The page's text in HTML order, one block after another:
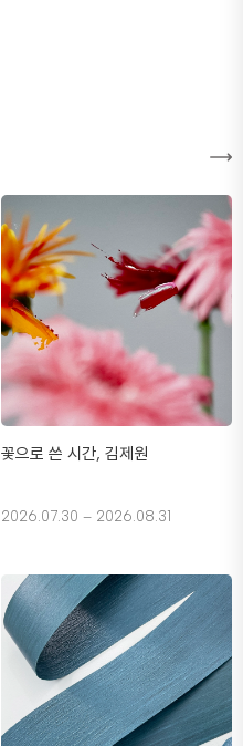
꽃으로 쓴 시간, 김제원
2026.07.30 – 2026.08.31